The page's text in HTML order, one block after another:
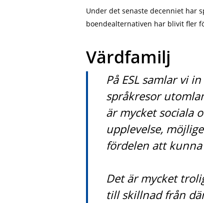
Under det senaste decenniet har
boendealternativen har blivit fler
Värdfamilj
På ESL samlar vi
språkresor
är mycket sociala
upplevelse,
fördelen att
Det är mycket
till skillnad från